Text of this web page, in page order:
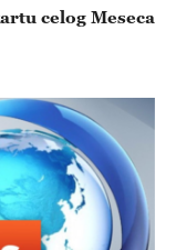
celog Meseca